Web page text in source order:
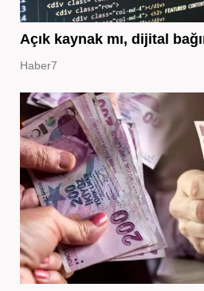
Açık kaynak mı, dijital
Haber7